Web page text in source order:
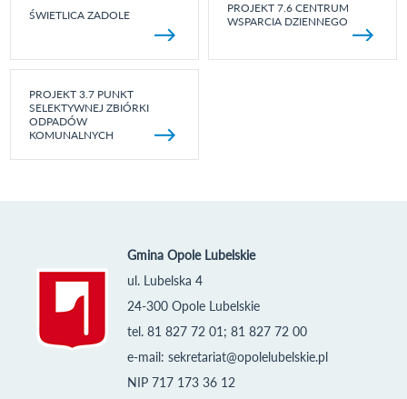
ŚWIETLICA ZADOLE
PROJEKT 7.6 CENTRUM
WSPARCIA DZIENNEGO
PROJEKT 3.7 PUNKT
SELEKTYWNEJ ZBIÓRKI
ODPADÓW
KOMUNALNYCH
Gmina Opole Lubelskie
ul. Lubelska 4
24-300 Opole Lubelskie
tel. 81 827 72 01; 81 827 72 00
e-mail: sekretariat@opolelubelskie.pl
NIP 717 173 36 12